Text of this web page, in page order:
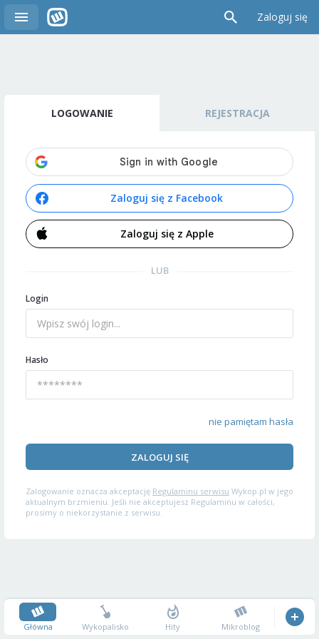
Zaloguj się
LOGOWANIE REJESTRACJA
Zaloguj się z Facebook
Zaloguj się z Apple
LUB
Login
Hasło
nie pamiętam hasła
ZALOGUJ SIĘ
Zalogowanie oznacza akceptację Regulaminu serwisu Wykop.pl w jego
aktualnym brzmieniu. Jeśli nie akceptujesz Regulaminu w całości,
prosimy o niekorzystanie z serwisu.
Główna Wykopalisko Hity Mikroblog